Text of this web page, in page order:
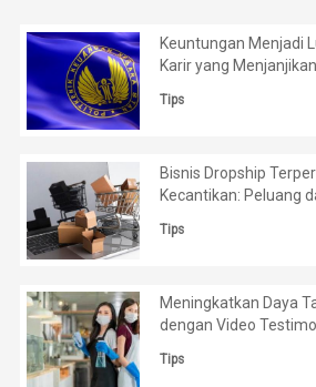
Keuntungan Menjadi
Karir yang Menjanjikan
Tips
Bisnis Dropship
Kecantikan: Peluang
Tips
Meningkatkan Daya
dengan Video
Tips